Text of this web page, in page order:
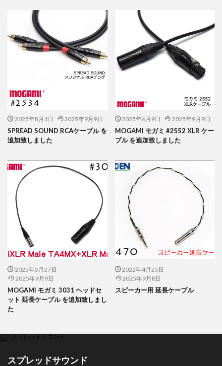
2025年8月1日 2025年9月9日
SPREAD SOUND RCAケーブル を
追加致しました
2025年6月9日 2025年9月9日
MOGAMI モガミ #2552 XLR ケー
ブル を追加致しました
2025年5月27日
2025年9月9日
MOGAMI モガミ 3031 ヘッドセ
ット 延長ケーブル を追加致しまし
た
2022年4月25日
2025年9月8日
スピーカー用 延長ケーブル
スプレッドサウンド